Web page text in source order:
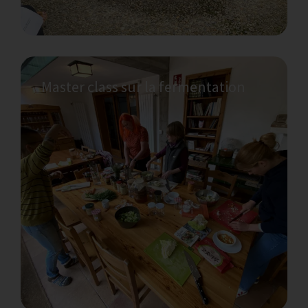
Master class sur la fermentation
Avez-vous besoin de vibrations
électroniques calmes ?
Détendez-vous et reconnectez-vous aux
bonnes vibrations électroniques, que ce soit
dans le studio de yoga ou dans la forêt.